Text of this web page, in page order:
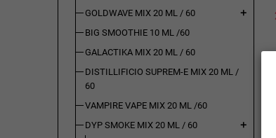
GOLDWAVE MIX 20 ML / 60 add
BIG SMOOTHIE 10 ML /60
GALACTIKA MIX 20 ML / 60
DISTILLIFICIO SUPREM-E MIX 20 ML /
60
VAMPIRE VAPE MIX 20 ML /60
DYP SMOKE MIX 20 ML / 60
add